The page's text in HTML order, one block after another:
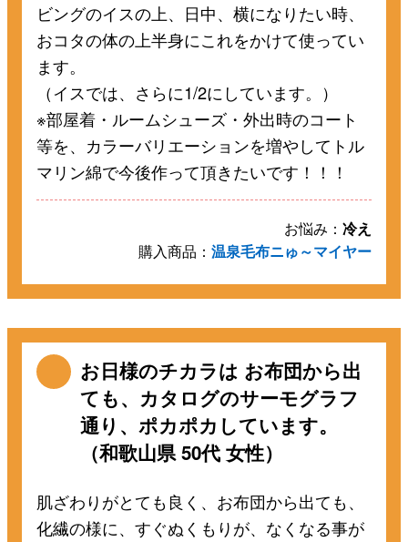
ビングのイスの上、日中、横になりたい時、
おコタの体の上半身にこれをかけて使ってい
ます。
（イスでは、さらに1/2にしています。）
※部屋着・ルームシューズ・外出時のコート
等を、カラーバリエーションを増やしてトル
マリン綿で今後作って頂きたいです！！！
お悩み： 冷え
購入商品： 温泉毛布ニゅ～マイヤー
お日様のチカラは お布団から出
ても、カタログのサーモグラフ
通り、ポカポカしています。
（和歌山県 50代 女性）
肌ざわりがとても良く、お布団から出ても、
化繊の様に、すぐぬくもりが、なくなる事が